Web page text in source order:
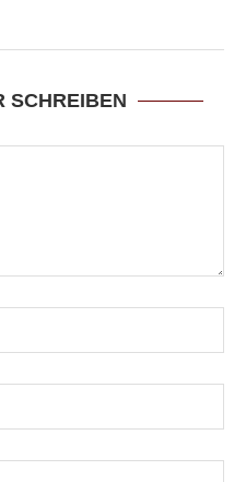
SCHREIBEN